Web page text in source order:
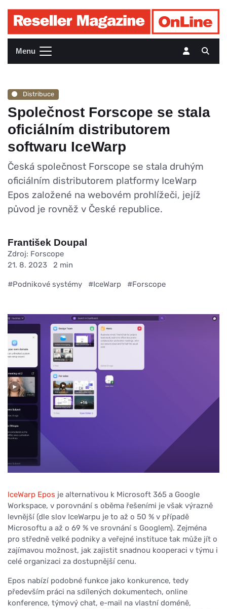
Menu
Distribuce
Společnost Forscope se stala
oficiálním distributorem
softwaru IceWarp
Česká společnost Forscope se stala druhým
oficiálním distributorem platformy IceWarp
Epos založené na webovém prohlížeči, jejíž
původ je rovněž v České republice.
František Doupal
Zdroj: Forscope
21. 8. 2023
2 min
#Podnikové systémy #IceWarp #Forscope
IceWarp Epos je alternativou k Microsoft 365 a Google
Workspace, v porovnání s oběma řešeními je však výrazně
levnější (dle slov IceWarpu je to až o 50 % v případě
Microsoftu a až o 69 % ve srovnání s Googlem). Zejména
pro středně velké podniky a veřejné instituce tak může jít o
zajímavou možnost, jak zajistit snadnou kooperaci v týmu i
celé organizaci za dostupnější cenu.
Epos nabízí podobné funkce jako konkurence, tedy
především práci na sdílených dokumentech, online
konference, týmový chat, e-mail na vlastní doméně,